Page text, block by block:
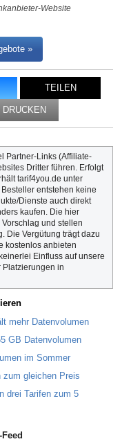
Website
»
TEILEN
DRUCKEN
Partner-Links (Affiliate-
Dritter führen. Erfolgt
tarif4you.de unter
entstehen keine
Dienste auch direkt
kaufen. Die hier
und stellen
Die Vergütung trägt dazu
kostenlos anbieten
Einfluss auf unsere
Platzierungen in
mehr Datenvolumen
GB Datenvolumen
im Sommer
zum gleichen Preis
drei Tarifen zum 5